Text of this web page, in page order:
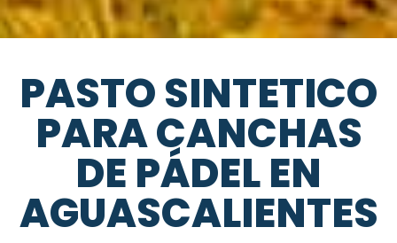
PASTO SINTETICO
PARA CANCHAS
DE PÁDEL EN
AGUASCALIENTES